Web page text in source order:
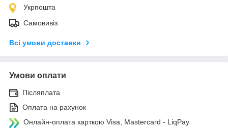
Укрпошта
Самовивіз
Всі умови доставки
Умови оплати
Післяплата
Оплата на рахунок
Онлайн-оплата карткою Visa, Mastercard - LiqPay